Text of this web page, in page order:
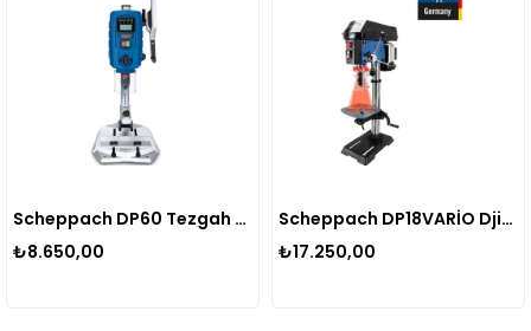
Scheppach DP60 Tezgah tipi sütunlu djital matkap
₺8.650,00
Scheppach DP18VARİO Djital tezgah matkap
₺17.250,00